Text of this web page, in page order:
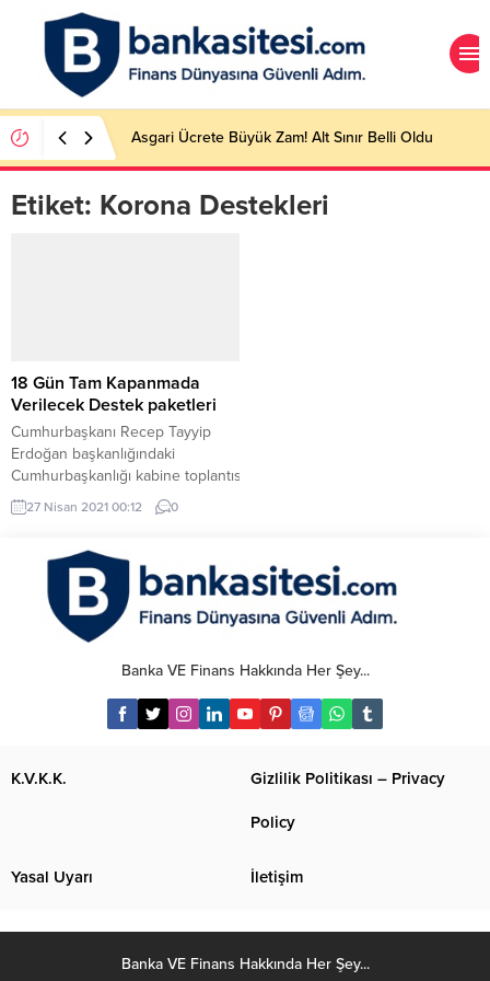
Asgari Ücrete Büyük Zam! Alt Sınır Belli Oldu
Etiket: Korona Destekleri
18 Gün Tam Kapanmada
Verilecek Destek paketleri
Cumhurbaşkanı Recep Tayyip
Erdoğan başkanlığındaki
Cumhurbaşkanlığı kabine toplantısı
sona erdi. Cumhurbaşkanlığı
Külliyesi’ndeki toplantı, yaklaşık 3
mücadelesinde ilk kez tam
kapanma uygulamasına geçiliyor.
Cumhurbaşkanı Erdoğan, 29
Nisan Perşembe gününden 17
süreceğine girileceğini açıkladı. 3
hafta sürecek tam kapanma
süreci için alınan kararlar şöyle;
27 Nisan 2021 00:12 0
Banka VE Finans Hakkında Her Şey...
K.V.K.K. Gizlilik Politikası – Privacy
Policy
Yasal Uyarı İletişim
Banka VE Finans Hakkında Her Şey...